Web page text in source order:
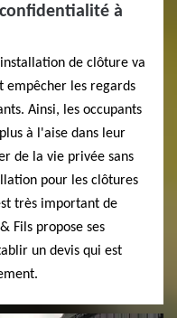
à
de clôture va
les regards
Ainsi, les occupants
à l'aise dans leur
de la vie privée sans
pour les clôtures
très important de
Fils propose ses
un devis qui est